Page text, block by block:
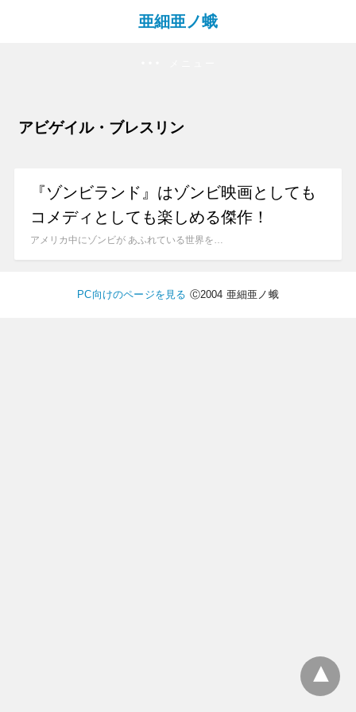
亜細亜ノ蛾
アビゲイル・ブレスリン
『ゾンビランド』はゾンビ映画としても
コメディとしても楽しめる傑作！
アメリカ中にゾンビが あふれている世界を…
PC向けのページを見る Ⓒ2004 亜細亜ノ蛾